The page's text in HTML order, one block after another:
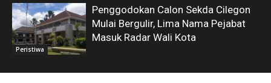
Peristiwa
Penggodokan Calon Sekda Cilegon
Mulai Bergulir, Lima Nama Pejabat
Masuk Radar Wali Kota